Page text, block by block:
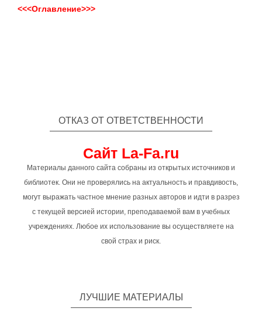
<<<Оглавление>>>
ОТКАЗ ОТ ОТВЕТСТВЕННОСТИ
Сайт La-Fa.ru
Материалы данного сайта собраны из открытых источников и
библиотек. Они не проверялись на актуальность и правдивость,
могут выражать частное мнение разных авторов и идти в разрез
с текущей версией истории, преподаваемой вам в учебных
учреждениях. Любое их использование вы осуществляете на
свой страх и риск.
ЛУЧШИЕ МАТЕРИАЛЫ